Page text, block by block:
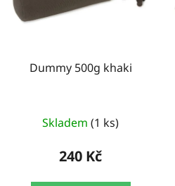
Dummy 500g khaki
Skladem (1 ks)
240 Kč